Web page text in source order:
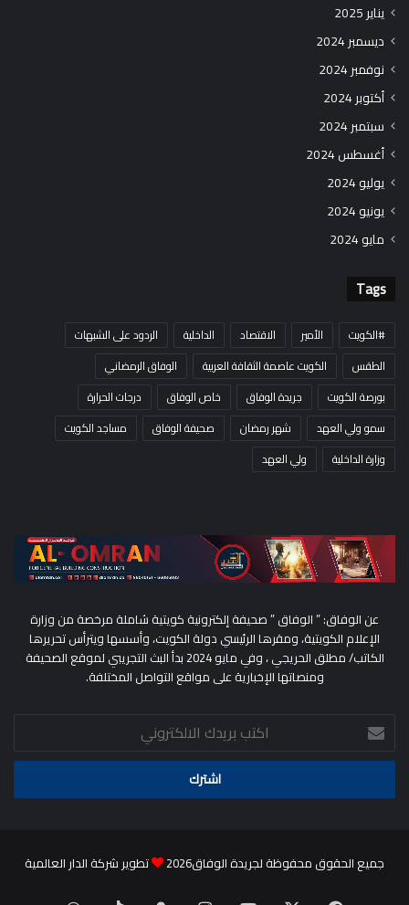
يناير 2025
ديسمبر 2024
نوفمبر 2024
أكتوبر 2024
سبتمبر 2024
أغسطس 2024
يوليو 2024
يونيو 2024
مايو 2024
Tags
#الكويت الأمير الاقتصاد الداخلية
الردود على الشبهات
الطقس
الكويت عاصمة الثقافة العربية
الوفاق الرمضاني
بورصة الكويت
جريدة الوفاق خاص الوفاق
درجات الحرارة
سمو ولي العهد
شهر رمضان صحيفة الوفاق
مساجد الكويت
وزارة الداخلية
ولي العهد
عن الوفاق: ” الوفاق ” صحيفة إلكترونية كويتية شاملة مرخصة من وزارة
الإعلام الكويتية، ومقرها الرئيسي دولة الكويت، وأسسها ويترأس تحريرها
الكاتب/ مطلق الحريجي ، وفي مايو 2024 بدأ البث التجريبي لموقع الصحيفة
ومنصاتها الإخبارية على مواقع التواصل المختلفة.
اكتب
بريدك
الالكتروني
جميع الحقوق محفوظة لجريدة الوفاق2026 تطوير شركة الدار العالمية